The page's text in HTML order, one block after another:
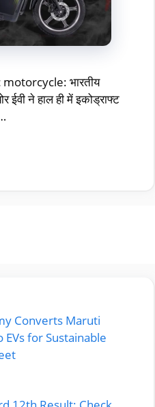
भारतीय
ईवी ने हाल ही में इकोड्राफ्ट
Converts Maruti
EVs for Sustainable